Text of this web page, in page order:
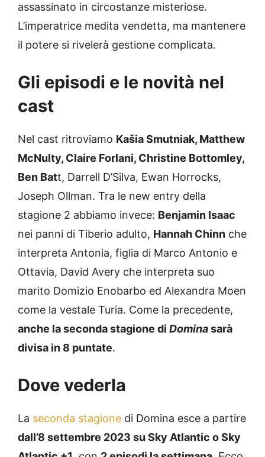
assassinato in circostanze misteriose.
L’imperatrice medita vendetta, ma mantenere
il potere si rivelerà gestione complicata.
Gli episodi e le novità nel
cast
Nel cast ritroviamo Kašia Smutniak, Matthew
McNulty, Claire Forlani, Christine Bottomley,
Ben Batt, Darrell D’Silva, Ewan Horrocks,
Joseph Ollman. Tra le new entry della
stagione 2 abbiamo invece: Benjamin Isaac
nei panni di Tiberio adulto, Hannah Chinn che
interpreta Antonia, figlia di Marco Antonio e
Ottavia, David Avery che interpreta suo
marito Domizio Enobarbo ed Alexandra Moen
come la vestale Turia. Come la precedente,
anche la seconda stagione di Dominasarà
divisa in 8 puntate.
Dove vederla
La seconda stagione di Domina esce a partire
dall’8 settembre 2023 su Sky Atlantic o Sky